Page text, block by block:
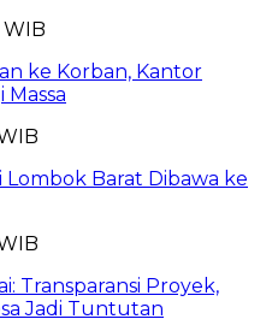
WIB
ke Korban, Kantor
Massa
Barat Dibawa ke
Transparansi Proyek,
Jadi Tuntutan